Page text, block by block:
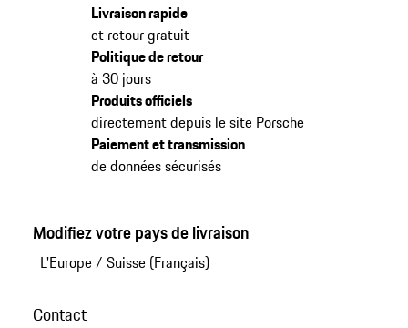
Livraison rapide
et retour gratuit
Politique de retour
à 30 jours
Produits officiels
directement depuis le site Porsche
Paiement et transmission
de données sécurisés
Modifiez votre pays de livraison
L'Europe/ Suisse (Français)
Contact